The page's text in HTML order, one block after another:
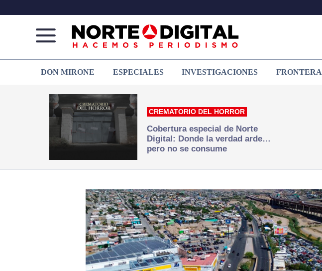
de
Juárez
que
hacemos periodismo
DON MIRONE ESPECIALES INVESTIGACIONES FRONTERA
CREMATORIO DEL HORROR
Cobertura especial de Norte
Digital: Donde la verdad arde…
pero no se consume